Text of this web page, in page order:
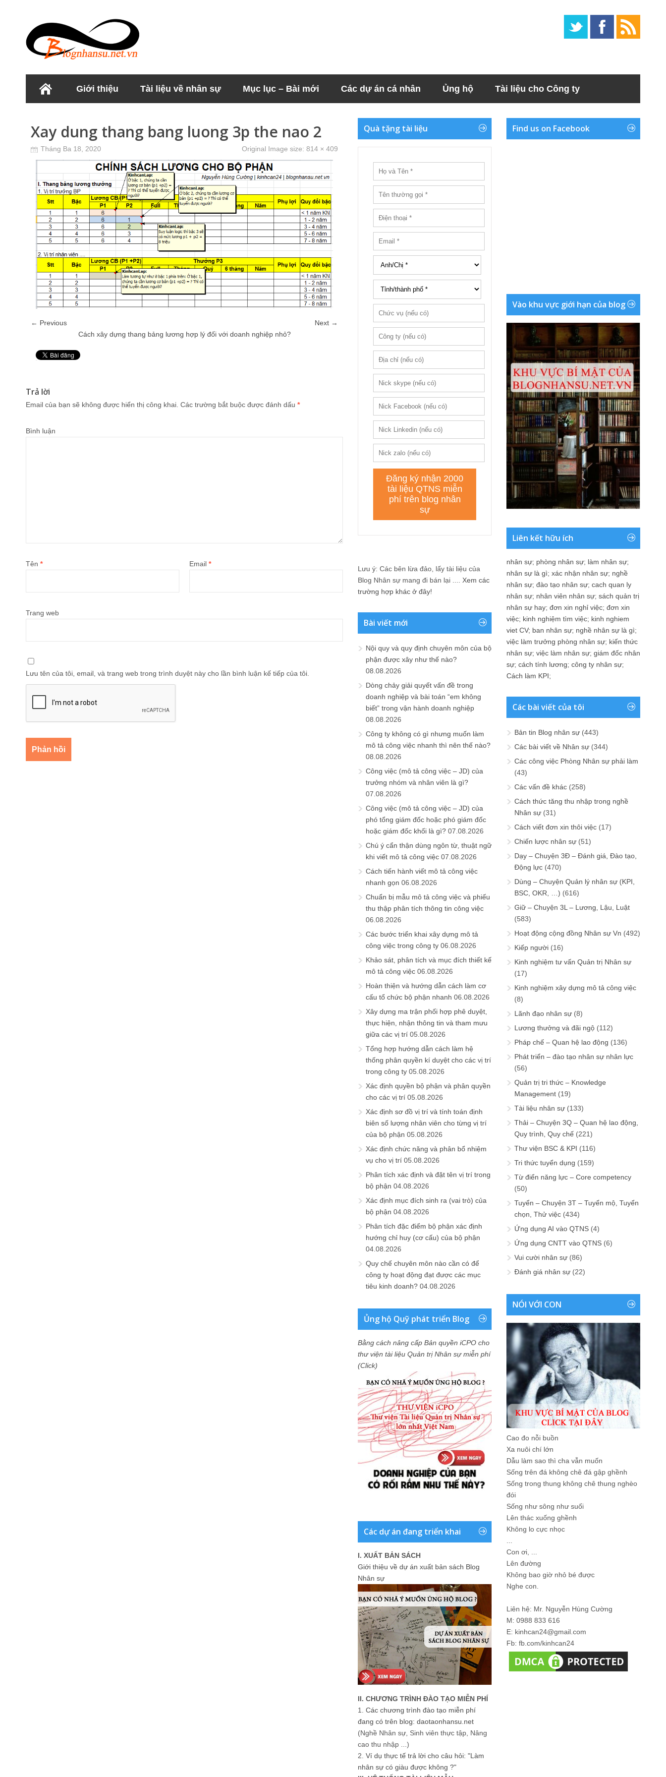
Giới thiệu Tài liệu về nhân sự Mục lục – Bài mới Các dự án cá nhân Ủng hộ Tài liệu cho Công ty
Xay dung thang bang luong 3p the nao 2
Tháng Ba 18, 2020 Original Image size: 814 × 409
← Previous
Next →
Cách xây dựng thang bảng lương hợp lý đối với doanh nghiệp nhỏ?
Trả lời
Email của bạn sẽ không được hiển thị công khai. Các trường bắt buộc được đánh dấu *
Bình luận
Tên * Email *
Trang web
Lưu tên của tôi, email, và trang web trong trình duyệt này cho lần bình luận kế tiếp của tôi.
Quà tặng tài liệu
Lưu ý: Các bên lừa đảo, lấy tài liệu của
Blog Nhân sự mang đi bán lại .... Xem các
trường hợp khác ở đây!
Bài viết mới
Nội quy và quy định chuyên môn của bộ
phận được xây như thế nào?
08.08.2026
Dòng chảy giải quyết vấn đề trong
doanh nghiệp và bài toán “em không
biết” trong vận hành doanh nghiệp
08.08.2026
Công ty không có gì nhưng muốn làm
mô tả công việc nhanh thì nên thế nào?
08.08.2026
Công việc (mô tả công việc – JD) của
trưởng nhóm và nhân viên là gì?
07.08.2026
Công việc (mô tả công việc – JD) của
phó tổng giám đốc hoặc phó giám đốc
hoặc giám đốc khối là gì? 07.08.2026
Chú ý cẩn thận dùng ngôn từ, thuật ngữ
khi viết mô tả công việc 07.08.2026
Cách tiến hành viết mô tả công việc
nhanh gọn 06.08.2026
Chuẩn bị mẫu mô tả công việc và phiếu
thu thập phân tích thông tin công việc
06.08.2026
Các bước triển khai xây dựng mô tả
công việc trong công ty 06.08.2026
Khảo sát, phân tích và mục đích thiết kế
mô tả công việc 06.08.2026
Hoàn thiện và hướng dẫn cách làm cơ
cấu tổ chức bộ phận nhanh 06.08.2026
Xây dựng ma trận phối hợp phê duyệt,
thực hiện, nhận thông tin và tham mưu
giữa các vị trí 05.08.2026
Tổng hợp hướng dẫn cách làm hệ
thống phân quyền kí duyệt cho các vị trí
trong công ty 05.08.2026
Xác định quyền bộ phận và phân quyền
cho các vị trí 05.08.2026
Xác định sơ đồ vị trí và tính toán định
biên số lượng nhân viên cho từng vị trí
của bộ phận 05.08.2026
Xác định chức năng và phân bổ nhiệm
vụ cho vị trí 05.08.2026
Phân tích xác định và đặt tên vị trí trong
bộ phận 04.08.2026
Xác định mục đích sinh ra (vai trò) của
bộ phận 04.08.2026
Phân tích đặc điểm bộ phận xác định
hướng chỉ huy (cơ cấu) của bộ phận
04.08.2026
Quy chế chuyên môn nào cần có để
công ty hoạt động đạt được các mục
tiêu kinh doanh? 04.08.2026
Ủng hộ Quỹ phát triển Blog
Bằng cách nâng cấp Bản quyền iCPO cho
thư viện tài liệu Quản trị Nhân sự miễn phí
(Click)
Các dự án đang triển khai
I. XUẤT BẢN SÁCH
Giới thiệu về dự án xuất bản sách Blog
Nhân sự
II. CHƯƠNG TRÌNH ĐÀO TẠO MIỄN PHÍ
1. Các chương trình đào tạo miễn phí
đang có trên blog: daotaonhansu.net
(Nghề Nhân sự, Sinh viên thực tập, Nâng
cao thu nhập ...)
2. Ví dụ thực tế trả lời cho câu hỏi: "Làm
nhân sự có giàu được không ?"
Find us on Facebook
Vào khu vực giới hạn của blog
Liên kết hữu ích
nhân sự; phòng nhân sự; làm nhân sự;
nhân sự là gì; xác nhận nhân sự; nghề
nhân sự; đào tạo nhân sự; cach quan ly
nhân sự; nhân viên nhân sự; sách quản trị
nhân sự hay; đơn xin nghỉ việc; đơn xin
việc; kinh nghiệm tìm việc; kinh nghiem
viet CV; ban nhân sự; nghề nhân sự là gì;
việc làm trưởng phòng nhân sự; kiến thức
nhân sự; việc làm nhân sự; giám đốc nhân
sự; cách tính lương; công ty nhân sự;
Cách làm KPI;
Các bài viết của tôi
Bản tin Blog nhân sự (443)
Các bài viết về Nhân sự (344)
Các công việc Phòng Nhân sự phải làm
(43)
Các vấn đề khác (258)
Cách thức tăng thu nhập trong nghề
Nhân sự (31)
Cách viết đơn xin thôi việc (17)
Chiến lược nhân sự (51)
Dạy – Chuyện 3Đ – Đánh giá, Đào tạo,
Động lực (470)
Dùng – Chuyện Quản lý nhân sự (KPI,
BSC, OKR, …) (616)
Giữ – Chuyện 3L – Lương, Lậu, Luật
(583)
Hoạt động cộng đồng Nhân sự Vn (492)
Kiếp người (16)
Kinh nghiệm tư vấn Quản trị Nhân sự
(17)
Kinh nghiệm xây dựng mô tả công việc
(8)
Lãnh đạo nhân sự (8)
Lương thưởng và đãi ngộ (112)
Pháp chế – Quan hệ lao động (136)
Phát triển – đào tạo nhân sự nhân lực
(56)
Quản trị tri thức – Knowledge
Management (19)
Tài liệu nhân sự (133)
Thải – Chuyện 3Q – Quan hệ lao động,
Quy trình, Quy chế (221)
Thư viện BSC & KPI (116)
Tri thức tuyển dụng (159)
Từ điển năng lực – Core competency
(50)
Tuyển – Chuyện 3T – Tuyển mộ, Tuyển
chọn, Thử việc (434)
Ứng dụng AI vào QTNS (4)
Ứng dụng CNTT vào QTNS (6)
Vui cười nhân sự (86)
Đánh giá nhân sự (22)
NÓI VỚI CON
Cao đo nỗi buồn
Xa nuôi chí lớn
Dẫu làm sao thì cha vẫn muốn
Sống trên đá không chê đá gập ghềnh
Sống trong thung không chê thung nghèo
đói
Sống như sông như suối
Lên thác xuống ghềnh
Không lo cực nhọc
Con ơi, ...
Lên đường
Không bao giờ nhỏ bé được
Nghe con.
Liên hệ: Mr. Nguyễn Hùng Cường
M: 0988 833 616
E: kinhcan24@gmail.com
Fb: fb.com/kinhcan24